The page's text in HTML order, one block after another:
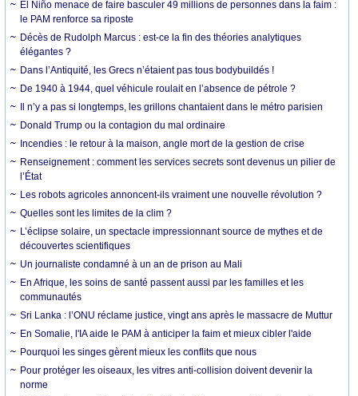
El Niño menace de faire basculer 49 millions de personnes dans la faim :
le PAM renforce sa riposte
Décès de Rudolph Marcus : est-ce la fin des théories analytiques
élégantes ?
Dans l’Antiquité, les Grecs n’étaient pas tous bodybuildés !
De 1940 à 1944, quel véhicule roulait en l’absence de pétrole ?
Il n’y a pas si longtemps, les grillons chantaient dans le métro parisien
Donald Trump ou la contagion du mal ordinaire
Incendies : le retour à la maison, angle mort de la gestion de crise
Renseignement : comment les services secrets sont devenus un pilier de
l’État
Les robots agricoles annoncent-ils vraiment une nouvelle révolution ?
Quelles sont les limites de la clim ?
L’éclipse solaire, un spectacle impressionnant source de mythes et de
découvertes scientifiques
Un journaliste condamné à un an de prison au Mali
En Afrique, les soins de santé passent aussi par les familles et les
communautés
Sri Lanka : l’ONU réclame justice, vingt ans après le massacre de Muttur
En Somalie, l'IA aide le PAM à anticiper la faim et mieux cibler l'aide
Pourquoi les singes gèrent mieux les conflits que nous
Pour protéger les oiseaux, les vitres anti-collision doivent devenir la
norme